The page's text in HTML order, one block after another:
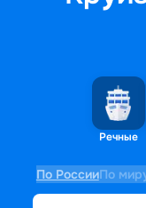
Речные
По РоссииПо